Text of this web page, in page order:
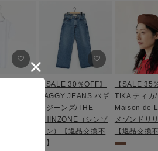
【SALE 30％OFF】
BAGGY JEANS バギ
ージーンズ/THE
SHINZONE（シンゾ
ーン）【返品交換不
可】
【SALE 35
TIKA ティカ
Maison de
メゾンドリリ
【返品交換